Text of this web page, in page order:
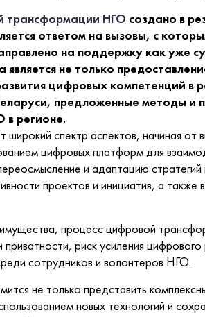
трансформации НГО создано в
ответом на вызовы, с
на поддержку как уже
не только
цифровых компетенций
предложенные методы и
в регионе.
спектр аспектов, начиная от
цифровых платформ для
и адаптацию
проектов и инициатив, а
процесс цифровой
риск усиления
сотрудников и волонтеров НГО.
не только представить
новых технологий и